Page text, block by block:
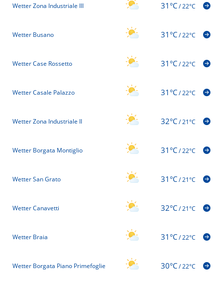
Wetter Zona Industriale III 31°C/22°C
Wetter Busano 31°C/22°C
Wetter Case Rossetto 31°C/22°C
Wetter Casale Palazzo 31°C/22°C
Wetter Zona Industriale II 32°C/21°C
Wetter Borgata Montiglio 31°C/22°C
Wetter San Grato 31°C/21°C
Wetter Canavetti 32°C/21°C
Wetter Braia 31°C/22°C
Wetter Borgata Piano Primefoglie 30°C/22°C